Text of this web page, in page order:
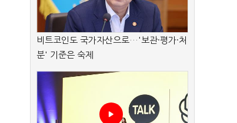
비트코인도 국가자산으로…'보관·평가·처
분' 기준은 숙제